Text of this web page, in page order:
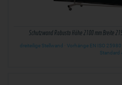
Schutzwand Robusto Höhe 2100 mm Breite
dreiteilige Stellwand · Vorhänge EN ISO
Standard